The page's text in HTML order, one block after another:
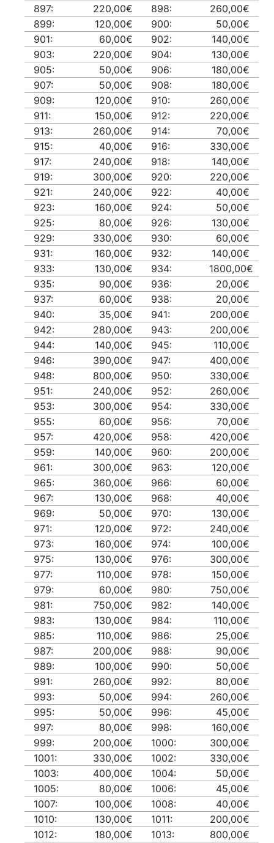
897: 220,00€ 898:
260,00€
899:
120,00€ 900:
50,00€
901:
60,00€ 902:
140,00€
903:
220,00€ 904:
130,00€
905:
50,00€ 906:
180,00€
907:
50,00€ 908:
180,00€
909:
120,00€ 910:
260,00€
911:
150,00€ 912:
220,00€
913:
260,00€ 914:
70,00€
915:
40,00€ 916:
330,00€
917:
240,00€ 918:
140,00€
919:
300,00€ 920:
220,00€
921:
240,00€ 922:
40,00€
923:
160,00€ 924:
50,00€
925:
80,00€ 926:
130,00€
929:
330,00€ 930:
60,00€
931:
160,00€ 932:
140,00€
933:
130,00€ 934:
1800,00€
935:
90,00€ 936:
20,00€
937:
60,00€ 938:
20,00€
940:
35,00€ 941:
200,00€
942:
280,00€ 943:
200,00€
944:
140,00€ 945:
110,00€
946:
390,00€ 947:
400,00€
948:
800,00€ 950:
330,00€
951:
240,00€ 952:
260,00€
953:
300,00€ 954:
330,00€
955:
60,00€ 956:
70,00€
957:
420,00€ 958:
420,00€
959:
140,00€ 960:
200,00€
961:
300,00€ 963:
120,00€
965:
360,00€ 966:
60,00€
967:
130,00€ 968:
40,00€
969:
50,00€ 970:
130,00€
971:
120,00€ 972:
240,00€
973:
160,00€ 974:
100,00€
975:
130,00€ 976:
300,00€
977:
110,00€ 978:
150,00€
979:
60,00€ 980:
750,00€
981:
750,00€ 982:
140,00€
983:
130,00€ 984:
110,00€
985:
110,00€ 986:
25,00€
987:
200,00€ 988:
90,00€
989:
100,00€ 990:
50,00€
991:
260,00€ 992:
80,00€
993:
50,00€ 994:
260,00€
995:
50,00€ 996:
45,00€
997:
80,00€ 998:
160,00€
999:
200,00€ 1000:
300,00€
1001:
330,00€ 1002:
330,00€
1003:
400,00€ 1004:
50,00€
1005:
80,00€ 1006:
45,00€
1007:
100,00€ 1008:
40,00€
1010:
130,00€ 1011:
200,00€
1012:
180,00€ 1013:
800,00€